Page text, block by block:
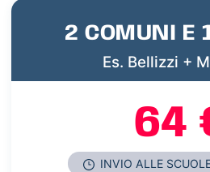
2 COMUNI E
Es. Bellizzi +
64
INVIO ALLE